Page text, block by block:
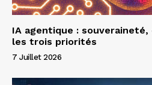
IA agentique :
les trois priorités
7 Juillet 2026